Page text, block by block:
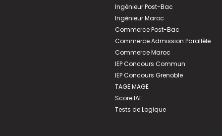
Ingénieur Post-Bac
Ingénieur Maroc
Commerce Post-Bac
Commerce Admission Parallèle
Commerce Maroc
IEP Concours Commun
IEP Concours Grenoble
TAGE MAGE
Score IAE
Tests de Logique